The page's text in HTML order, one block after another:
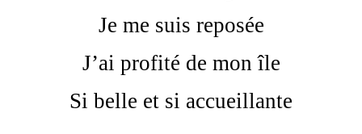
Je me suis reposée
J’ai profité de mon île
Si belle et si accueillante